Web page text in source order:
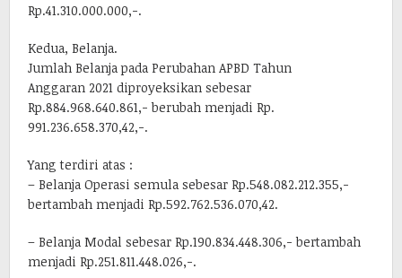
Rp.41.310.000.000,-.
Kedua, Belanja.
Jumlah Belanja pada Perubahan APBD Tahun
Anggaran 2021 diproyeksikan sebesar
Rp.884.968.640.861,- berubah menjadi Rp.
991.236.658.370,42,-.
Yang terdiri atas :
– Belanja Operasi semula sebesar Rp.548.082.212.355,-
bertambah menjadi Rp.592.762.536.070,42.
– Belanja Modal sebesar Rp.190.834.448.306,- bertambah
menjadi Rp.251.811.448.026,-.